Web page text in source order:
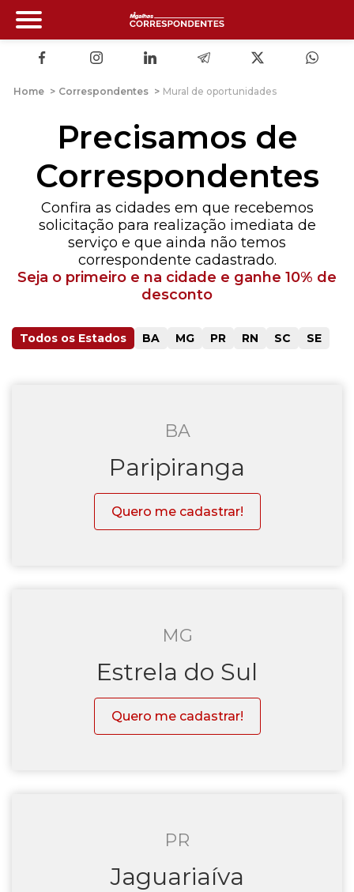
Home > Correspondentes > Mural de oportunidades
Precisamos de
Correspondentes
Confira as cidades em que recebemos
solicitação para realização imediata de
serviço e que ainda não temos
correspondente cadastrado.
Seja o primeiro e na cidade e ganhe 10% de
desconto
Todos os Estados BA MG PR RN SC SE
BA
Paripiranga
Quero me cadastrar!
MG
Estrela do Sul
Quero me cadastrar!
PR
Jaguariaíva